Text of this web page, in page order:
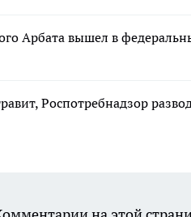
Арбата вышел в
Роспотребнадзор